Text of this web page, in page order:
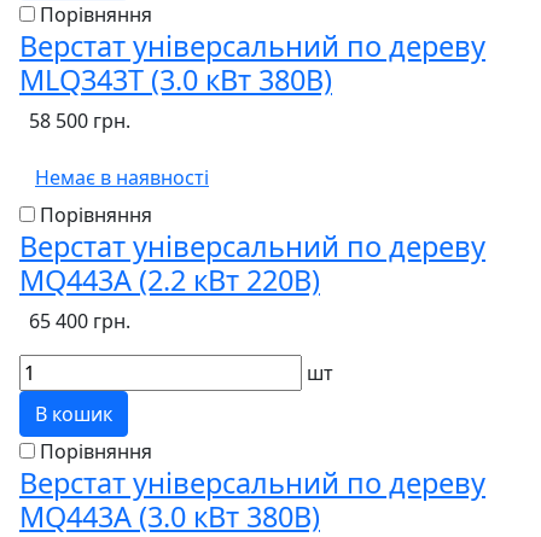
Порівняння
Верстат універсальний по дереву
MLQ343T (3.0 кВт 380В)
58 500 грн.
Немає в наявності
Порівняння
Верстат універсальний по дереву
MQ443A (2.2 кВт 220В)
65 400 грн.
шт
В кошик
Порівняння
Верстат універсальний по дереву
MQ443A (3.0 кВт 380В)